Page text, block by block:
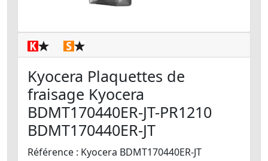
Kyocera Plaquettes de
fraisage Kyocera
BDMT170440ER-JT-PR1210
BDMT170440ER-JT
Référence : Kyocera BDMT170440ER-JT